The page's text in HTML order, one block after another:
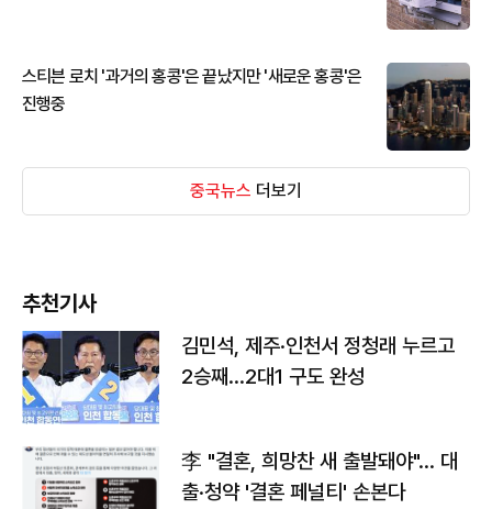
스티븐 로치 '과거의 홍콩'은 끝났지만 '새로운 홍콩'은
진행중
중국뉴스 더보기
추천기사
김민석, 제주·인천서 정청래 누르고
2승째…2대1 구도 완성
李 "결혼, 희망찬 새 출발돼야"… 대
출·청약 '결혼 페널티' 손본다